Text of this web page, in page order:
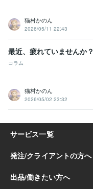
猫村かのん
2026/05/11 22:43
最近、疲れていませんか？
コラム
猫村かのん
2026/05/02 23:32